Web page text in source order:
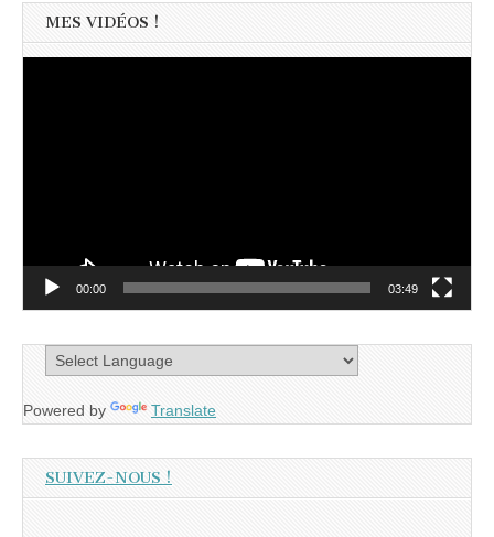
MES VIDÉOS !
00:00 03:49
Powered by Translate
SUIVEZ-NOUS !